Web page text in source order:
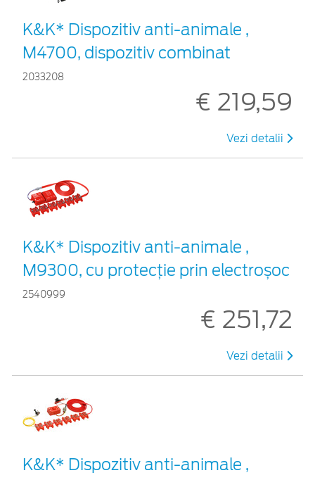
K&K* Dispozitiv anti-animale ,
M4700, dispozitiv combinat
2033208
€ 219,59
Vezi detalii
K&K* Dispozitiv anti-animale ,
M9300, cu protecție prin electroșoc
2540999
€ 251,72
Vezi detalii
K&K* Dispozitiv anti-animale ,